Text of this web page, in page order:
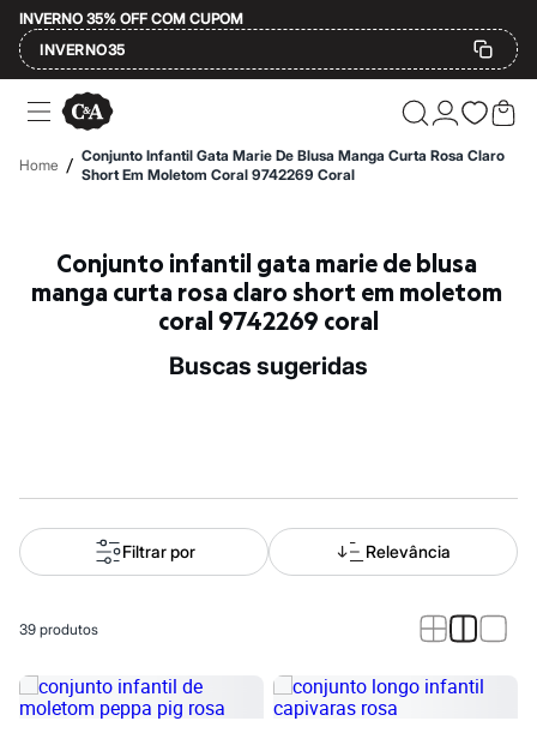
INVERNO 35% OFF COM CUPOM
INVERNO35
Ofertas
Compre por Departamento
Feminino
Masculino
Plus Size
Até 20% off
Até 40% off
Blusas e Camisetas
Calças
Casacos e Jaquetas
Jeans
Saias
Vestidos
Acessórios
Bolsas
Home / Conjunto Infantil Gata Marie De Blusa Manga Curta Rosa Claro
Short Em Moletom Coral 9742269 Coral
Conjunto infantil gata marie de blusa
manga curta rosa claro short em moletom
coral 9742269 coral
buscas sugeridas
Filtrar por Relevância
39 produtos